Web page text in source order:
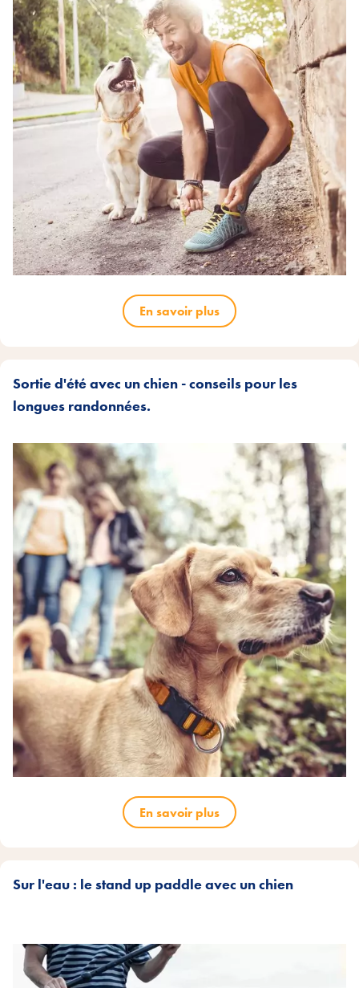
En savoir plus
Sortie d'été avec un chien - conseils pour les
longues randonnées.
En savoir plus
Sur l'eau : le stand up paddle avec un chien